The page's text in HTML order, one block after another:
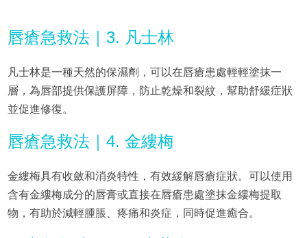
唇瘡急救法｜3. 凡士林
凡士林是一種天然的保濕劑，可以在唇瘡患處輕輕塗抹一
層，為唇部提供保護屏障，防止乾燥和裂紋，幫助舒緩症狀
並促進修復。
唇瘡急救法｜4. 金縷梅
金縷梅具有收斂和消炎特性，有效緩解唇瘡症狀。可以使用
含有金縷梅成分的唇膏或直接在唇瘡患處塗抹金縷梅提取
物，有助於減輕腫脹、疼痛和炎症，同時促進癒合。